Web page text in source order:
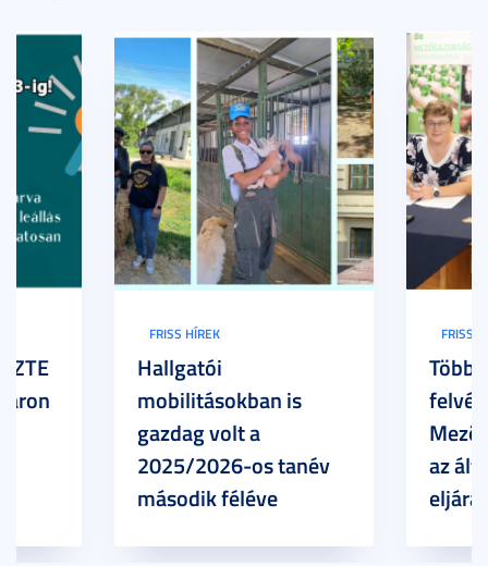
FRISS HÍREK
Hallgatói
mobilitásokban is
gazdag volt a
2025/2026-os tanév
második féléve
FRISS
Több
az